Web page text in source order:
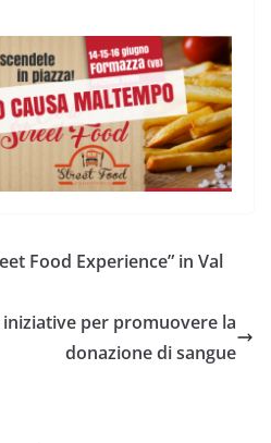
Food Experience” in Val
per promuovere la
donazione di sangue